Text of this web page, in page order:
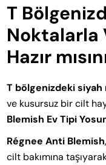
T
Noktalarla
Hazır
T bölgenizdeki
ve kusursuz bir cilt
Blemish Ev Tipi
Régnee Anti Blemish
cilt bakımına